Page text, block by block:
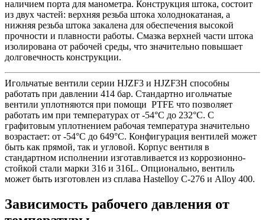
наличием порта для манометра. Конструкция штока, состоит
из двух частей: верхняя резьба штока холоднокатаная, а
нижняя резьба штока закалена для обеспечения высокой
прочности и плавности работы. Смазка верхней части штока
изолирована от рабочей среды, что значительно повышает
долговечность конструкции.
Игольчатые вентили серии HJZF3 и HJZF3H способны
работать при давлении 414 бар. Стандартно игольчатые
вентили уплотняются при помощи PTFE что позволяет
работать им при температурах от -54°C до 232°C. С
графитовым уплотнением рабочая температура значительно
возрастает: от -54°C до 649°C. Конфигурация вентилей может
быть как прямой, так и угловой. Корпус вентиля в
стандартном исполнении изготавливается из коррозионно-
стойкой стали марки 316 и 316L. Опционально, вентиль
может быть изготовлен из сплава Hastelloy C-276 и Alloy 400.
Зависимость рабочего давления от